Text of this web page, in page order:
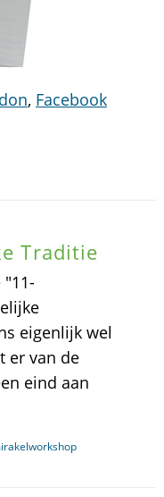
, Facebook
Traditie
eigenlijk wel
er van de
eind aan